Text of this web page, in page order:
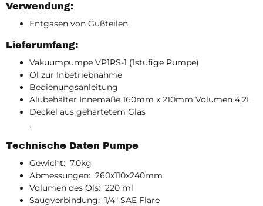
Verwendung:
Entgasen von Gußteilen
Lieferumfang:
Vakuumpumpe VP1RS-1 (1stufige Pumpe)
Öl zur Inbetriebnahme
Bedienungsanleitung
Alubehälter Innemaße 160mm x 210mm Volumen 4,2L
Deckel aus gehärtetem Glas
.
Technische Daten Pumpe
Gewicht: 7.0kg
Abmessungen: 260x110x240mm
Volumen des Öls: 220 ml
Saugverbindung: 1/4" SAE Flare